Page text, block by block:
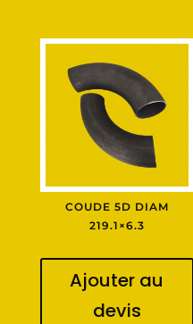
COUDE 5D DIAM
219.1×6.3
Ajouter au
devis